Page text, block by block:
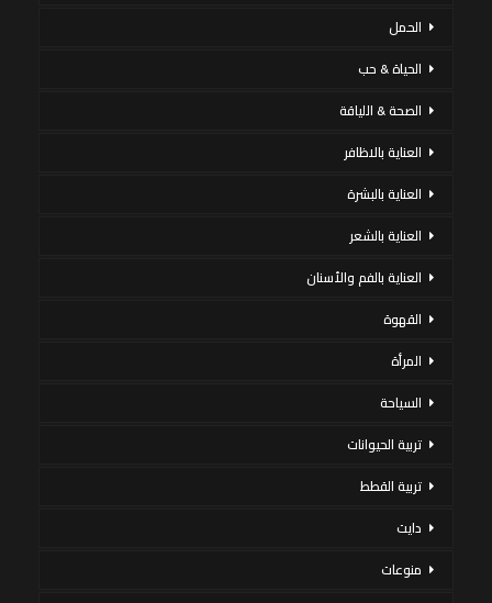
الحمل
الحياة & حب
الصحة & اللياقة
العناية بالاظافر
العناية بالبشرة
العناية بالشعر
العناية بالفم والأسنان
القهوة
المرأة
السياحة
تربية الحيوانات
تربية القطط
دايت
منوعات